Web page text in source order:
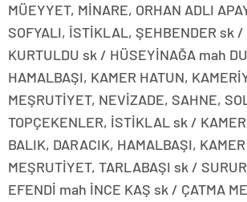
MÜEYYET, MİNARE, ORHAN ADLI
SOFYALI, İSTİKLAL, ŞEHBENDER sk
KURTULDU sk / HÜSEYİNAĞA mah
HAMALBAŞI, KAMER HATUN,
MEŞRUTİYET, NEVİZADE, SAHNE,
TOPÇEKENLER, İSTİKLAL sk /
BALIK, DARACIK, HAMALBAŞI,
MEŞRUTİYET, TARLABAŞI sk /
EFENDİ mah İNCE KAŞ sk / ÇATMA